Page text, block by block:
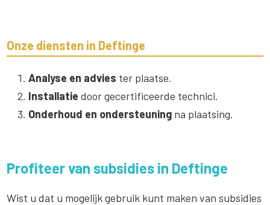
Onze diensten in Deftinge
Analyse en advies ter plaatse.
Installatie door gecertificeerde technici.
Onderhoud en ondersteuning na plaatsing.
Profiteer van subsidies in Deftinge
Wist u dat u mogelijk gebruik kunt maken van subsidies